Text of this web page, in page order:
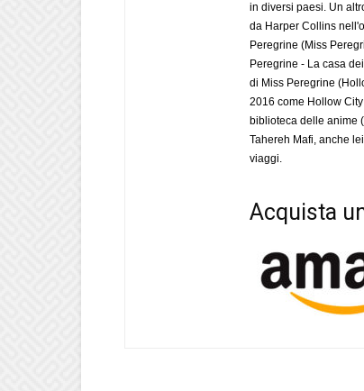
in diversi paesi. Un
da Harper Collins
Peregrine (Miss
Peregrine - La casa
di Miss Peregrine
2016 come Hollow
biblioteca delle anime
Tahereh Mafi, anche
viaggi.
Acquista